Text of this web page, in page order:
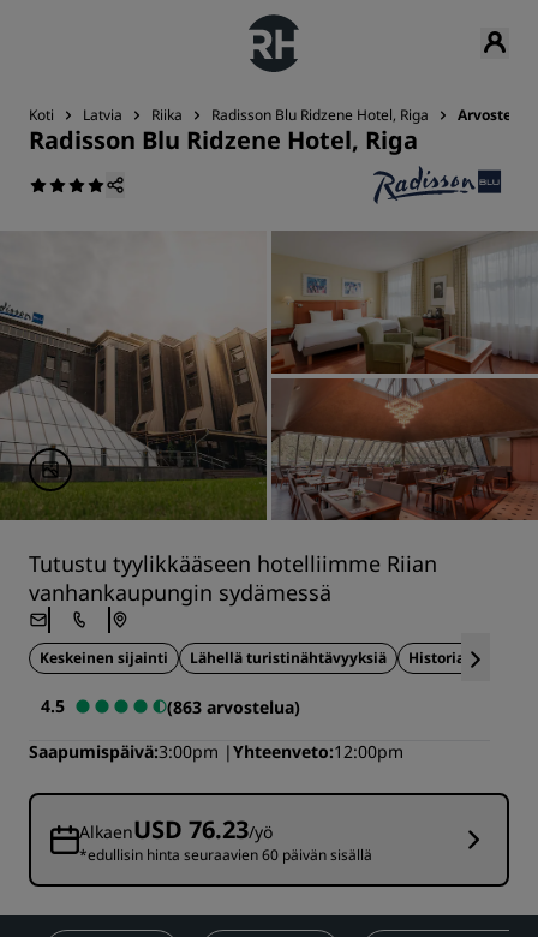
Koti Latvia Riika Radisson Blu Ridzene Hotel, Riga Arvostelut
Radisson Blu Ridzene Hotel, Riga
Tutustu tyylikkääseen hotelliimme Riian
vanhankaupungin sydämessä
Keskeinen sijainti Lähellä turistinähtävyyksiä Historiallinen
4.5
(863 arvostelua)
Saapumispäivä 3:00pm Yhteenveto 12:00pm
AlkaenUSD 76.23/yö
*edullisin hinta seuraavien 60 päivän sisällä